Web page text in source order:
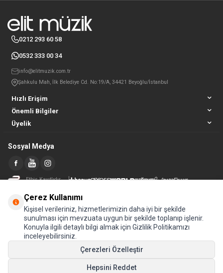
Hızlı Erişim
Önemli Bilgiler
Üyelik
0212 293 60 58
0532 333 00 34
info@elitmuzik.com.tr
Şahkulu Mah, İlk Belediye Cd. No:19/A, 34421 Beyoğlu/İstanbul
Sosyal Medya
Etbis Kayıtlıdır
© Tüm hakları saklıdır.
Çerez Kullanımı
Kişisel verileriniz, hizmetlerimizin daha iyi bir şekilde
sunulması için mevzuata uygun bir şekilde toplanıp işlenir.
Konuyla ilgili detaylı bilgi almak için Gizlilik Politikamızı
inceleyebilirsiniz.
Çerezleri Özelleştir
Hepsini Reddet